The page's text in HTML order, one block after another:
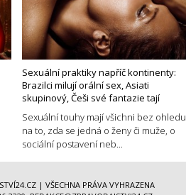
Sexuální praktiky napříč kontinenty:
Brazilci milují orální sex, Asiati
skupinový, Češi své fantazie tají
Sexuální touhy mají všichni bez ohledu
na to, zda se jedná o ženy či muže, o
sociální postavení neb...
| VŠECHNA PRÁVA VYHRAZENA